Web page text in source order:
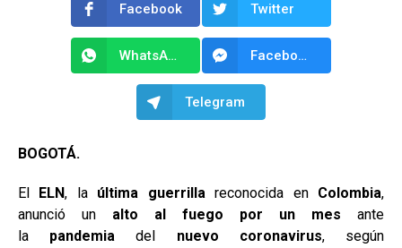
Facebook Twitter
WhatsApp Facebook Messenger
Telegram
BOGOTÁ.
El ELN, la última guerrillareconocida enColombia,
anunció un alto al fuego por un mes ante
la pandemia del nuevo coronavirus, según